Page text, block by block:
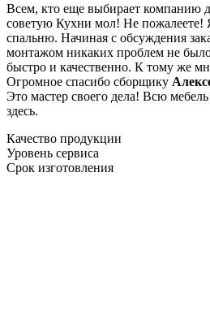
Всем, кто еще выбирает компанию
советую Кухни мол! Не пожалеете!
спальню. Начиная с обсуждения
монтажом никаких проблем не
быстро и качественно. К тому же
Огромное спасибо сборщику
Это мастер своего дела! Всю мебель
здесь.
Качество продукции
Уровень сервиса
Срок изготовления